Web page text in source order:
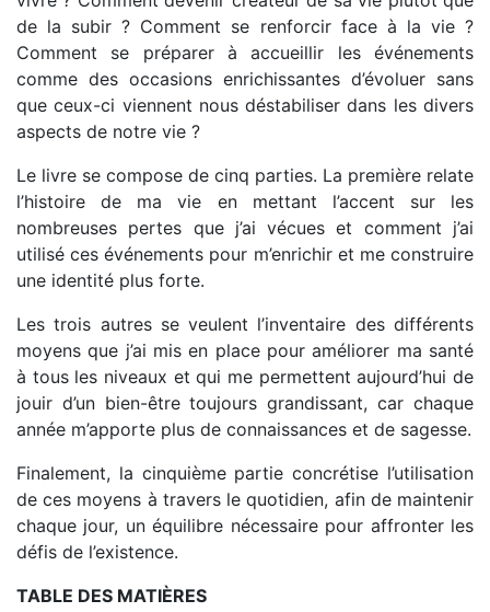
de la subir ? Comment se renforcir face à la vie ?
Comment se préparer à accueillir les événements
comme des occasions enrichissantes d’évoluer sans
que ceux-ci viennent nous déstabiliser dans les divers
aspects de notre vie ?
Le livre se compose de cinq parties. La première relate
l’histoire de ma vie en mettant l’accent sur les
nombreuses pertes que j’ai vécues et comment j’ai
utilisé ces événements pour m’enrichir et me construire
une identité plus forte.
Les trois autres se veulent l’inventaire des différents
moyens que j’ai mis en place pour améliorer ma santé
à tous les niveaux et qui me permettent aujourd’hui de
jouir d’un bien-être toujours grandissant, car chaque
année m’apporte plus de connaissances et de sagesse.
Finalement, la cinquième partie concrétise l’utilisation
de ces moyens à travers le quotidien, afin de maintenir
chaque jour, un équilibre nécessaire pour affronter les
défis de l’existence.
TABLE DES MATIÈRES